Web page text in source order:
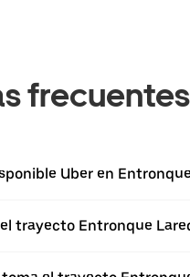
frecuentes
Uber en
trayecto Entronque